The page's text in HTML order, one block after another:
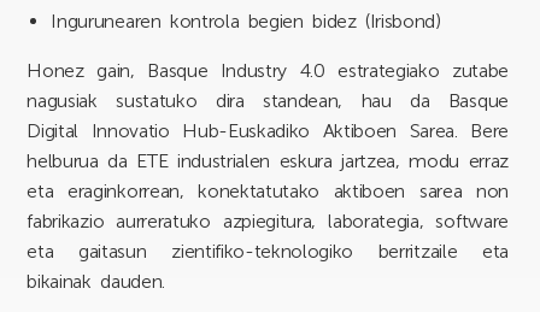
Ingurunearen kontrola begien bidez (Irisbond)
Honez gain, Basque Industry 4.0 estrategiako zutabe
nagusiak sustatuko dira standean, hau da Basque
Digital Innovatio Hub-Euskadiko Aktiboen Sarea. Bere
helburua da ETE industrialen eskura jartzea, modu erraz
eta eraginkorrean, konektatutako aktiboen sarea non
fabrikazio aurreratuko azpiegitura, laborategia, software
eta gaitasun zientifiko-teknologiko berritzaile eta
bikainak dauden.